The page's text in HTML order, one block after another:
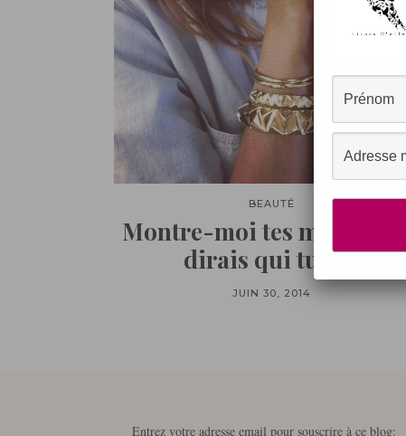
BEAUTÉ
Montre-moi tes mains, je te
dirais qui tu es !
JUIN 30, 2014
Entrez votre adresse email pour souscrire à ce blog: